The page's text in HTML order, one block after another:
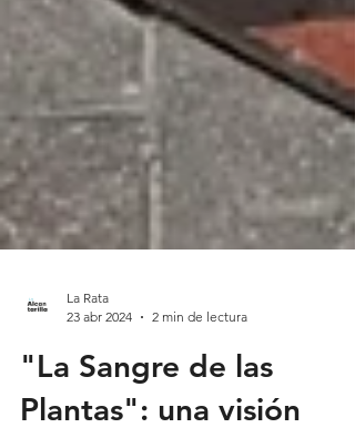
23 abr 2024
2 min de lectura
"La Sangre de las